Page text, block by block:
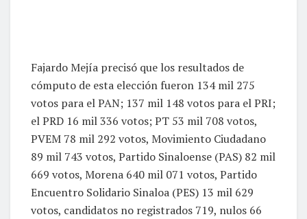
Fajardo Mejía precisó que los resultados de
cómputo de esta elección fueron 134 mil 275
votos para el PAN; 137 mil 148 votos para el PRI;
el PRD 16 mil 336 votos; PT 53 mil 708 votos,
PVEM 78 mil 292 votos, Movimiento Ciudadano
89 mil 743 votos, Partido Sinaloense (PAS) 82 mil
669 votos, Morena 640 mil 071 votos, Partido
Encuentro Solidario Sinaloa (PES) 13 mil 629
votos, candidatos no registrados 719, nulos 66